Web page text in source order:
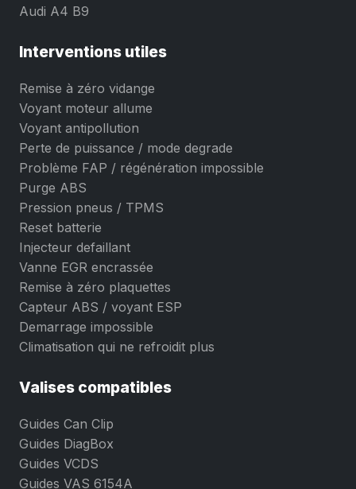
Audi A4 B9
Interventions utiles
Remise à zéro vidange
Voyant moteur allume
Voyant antipollution
Perte de puissance / mode degrade
Problème FAP / régénération impossible
Purge ABS
Pression pneus / TPMS
Reset batterie
Injecteur defaillant
Vanne EGR encrassée
Remise à zéro plaquettes
Capteur ABS / voyant ESP
Demarrage impossible
Climatisation qui ne refroidit plus
Valises compatibles
Guides Can Clip
Guides DiagBox
Guides VCDS
Guides VAS 6154A